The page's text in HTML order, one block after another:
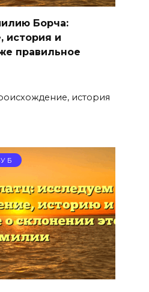
Борча:
история и
правильное
история
Б